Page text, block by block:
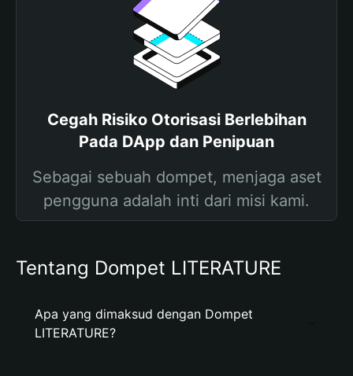
Cegah Risiko Otorisasi Berlebihan
Pada DApp dan Penipuan
Sebagai sebuah dompet, menjaga aset
pengguna adalah inti dari misi kami.
Tentang Dompet LITERATURE
Apa yang dimaksud dengan Dompet
LITERATURE?